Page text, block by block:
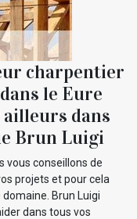
charpentier
le Eure
dans
Brun Luigi
vous conseillons de
projets et pour cela
Brun Luigi
dans tous vos